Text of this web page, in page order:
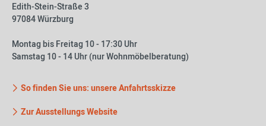
Edith-Stein-Straße 3
97084 Würzburg
Montag bis Freitag 10 - 17:30 Uhr
Samstag 10 - 14 Uhr (nur Wohnmöbelberatung)
So finden Sie uns: unsere Anfahrtsskizze
Zur Ausstellungs Website